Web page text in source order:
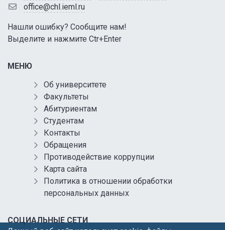
office@chl.ieml.ru
Нашли ошибку? Сообщите нам!
Выделите и нажмите Ctr+Enter
МЕНЮ
Об университете
Факультеты
Абитуриентам
Студентам
Контакты
Обращения
Противодействие коррупции
Карта сайта
Политика в отношении обработки
персональных данных
СОЦИАЛЬНЫЕ СЕТИ